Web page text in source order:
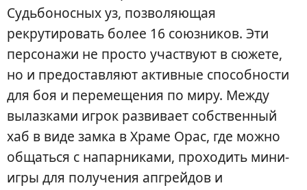
Судьбоносных уз, позволяющая
рекрутировать более 16 союзников. Эти
персонажи не просто участвуют в сюжете,
но и предоставляют активные способности
для боя и перемещения по миру. Между
вылазками игрок развивает собственный
хаб в виде замка в Храме Орас, где можно
общаться с напарниками, проходить мини-
игры для получения апгрейдов и